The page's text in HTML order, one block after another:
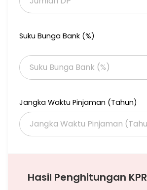
Suku Bunga Bank (%)
Jangka Waktu Pinjaman (Tahun)
Hasil Penghitungan KPR